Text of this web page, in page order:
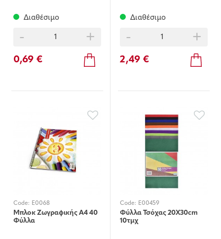
Διαθέσιμο
- +
0,69 €
Διαθέσιμο
- +
2,49 €
Code: E0068
Μπλοκ Ζωγραφικής Α4 40
Φύλλα
Code: E00459
Φύλλα Τσόχας 20Χ30cm
10τμχ